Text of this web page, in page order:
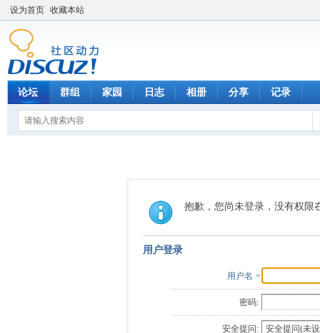
设为首页 收藏本站
论坛 群组 家园 日志 相册 分享 记录
抱歉，您尚未登录，没有权限
用户登录
用户名
密码:
安全提问: